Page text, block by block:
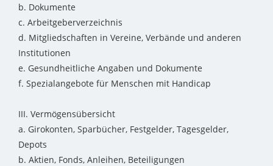
b. Dokumente
c. Arbeitgeberverzeichnis
d. Mitgliedschaften in Vereine, Verbände und anderen
Institutionen
e. Gesundheitliche Angaben und Dokumente
f. Spezialangebote für Menschen mit Handicap
III. Vermögensübersicht
a. Girokonten, Sparbücher, Festgelder, Tagesgelder,
Depots
b. Aktien, Fonds, Anleihen, Beteiligungen